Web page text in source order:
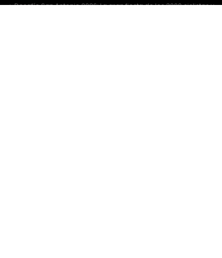
Desafío San Antonio 2026: La gran fiesta de los 3000 ciclistas y